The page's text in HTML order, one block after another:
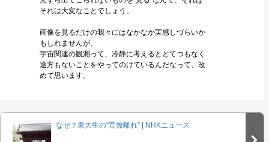
それは大変なことでしょう。
画像を見るだけの我々にはなかなか実感しづらいか
もしれませんが、
宇宙関連の観測って、冷静に考えるととてつもなく
途方もないことをやってのけているんだなって、改
めて思います。
なぜ？東大生の“官僚離れ” | NHKニュース